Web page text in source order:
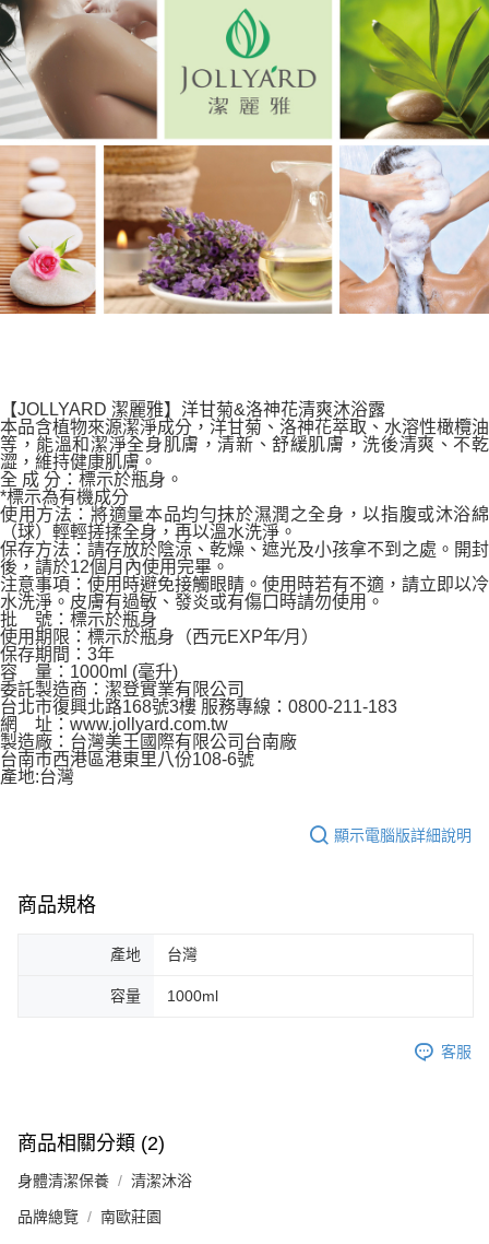
【JOLLYARD 潔麗雅】洋甘菊&洛神花清爽沐浴露
本品含植物來源潔淨成分，洋甘菊、洛神花萃取、水溶性橄欖油
等，能溫和潔淨全身肌膚，清新、舒緩肌膚，洗後清爽、不乾
澀，維持健康肌膚。
全 成 分：標示於瓶身。
*標示為有機成分
使用方法：將適量本品均勻抹於濕潤之全身，以指腹或沐浴綿
（球）輕輕搓揉全身，再以溫水洗淨。
保存方法：請存放於陰涼、乾燥、遮光及小孩拿不到之處。開封
後，請於12個月內使用完畢。
注意事項：使用時避免接觸眼睛。使用時若有不適，請立即以冷
水洗淨。皮膚有過敏、發炎或有傷口時請勿使用。
批 號：標示於瓶身
使用期限：標示於瓶身（西元EXP年∕月）
保存期間：3年
容 量：1000ml (毫升)
委託製造商：潔登實業有限公司
台北市復興北路168號3樓 服務專線：0800-211-183
網 址：www.jollyard.com.tw
製造廠：台灣美王國際有限公司台南廠
台南市西港區港東里八份108-6號
產地:台灣
顯示電腦版詳細說明
商品規格
產地 台灣
容量 1000ml
客服
商品相關分類 (2)
身體清潔保養 清潔沐浴
品牌總覽 南歐莊園